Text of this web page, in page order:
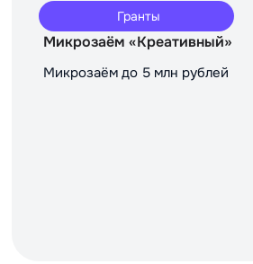
Гранты
Микрозаём «Креативный»
Микрозаём до 5 млн рублей